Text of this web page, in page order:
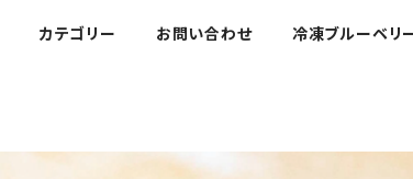
カテゴリー お問い合わせ 冷凍ブルーベリ